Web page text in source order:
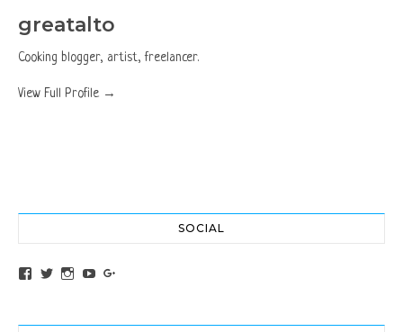
greatalto
Cooking blogger, artist, freelancer.
View Full Profile →
SOCIAL
View altochef’s profile on Facebook
View jovancica73’s profile on Twitter
View jovancica73’s profile on Instagram
View jovancica73’s profile on YouTube